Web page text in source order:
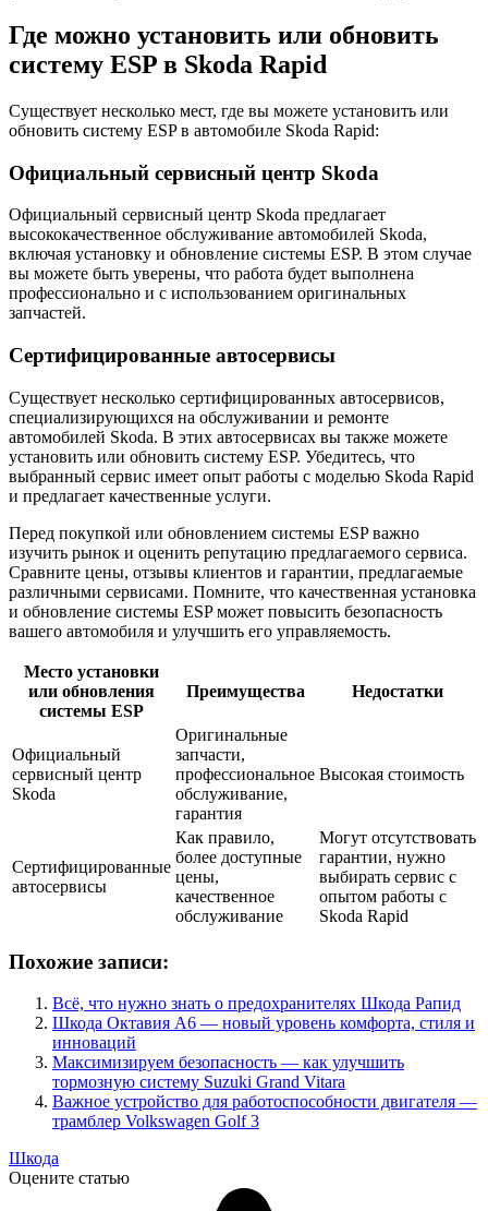
Где можно установить или обновить
систему ESP в Skoda Rapid
Существует несколько мест, где вы можете установить или
обновить систему ESP в автомобиле Skoda Rapid:
Официальный сервисный центр Skoda
Официальный сервисный центр Skoda предлагает
высококачественное обслуживание автомобилей Skoda,
включая установку и обновление системы ESP. В этом случае
вы можете быть уверены, что работа будет выполнена
профессионально и с использованием оригинальных
запчастей.
Сертифицированные автосервисы
Существует несколько сертифицированных автосервисов,
специализирующихся на обслуживании и ремонте
автомобилей Skoda. В этих автосервисах вы также можете
установить или обновить систему ESP. Убедитесь, что
выбранный сервис имеет опыт работы с моделью Skoda Rapid
и предлагает качественные услуги.
Перед покупкой или обновлением системы ESP важно
изучить рынок и оценить репутацию предлагаемого сервиса.
Сравните цены, отзывы клиентов и гарантии, предлагаемые
различными сервисами. Помните, что качественная установка
и обновление системы ESP может повысить безопасность
вашего автомобиля и улучшить его управляемость.
Место установки
или обновления
системы ESP
Преимущества Недостатки
Официальный
сервисный центр
Skoda
Оригинальные
запчасти,
профессиональное
обслуживание,
гарантия
Высокая стоимость
Сертифицированные
автосервисы
Как правило,
более доступные
цены,
качественное
обслуживание
Могут отсутствовать
гарантии, нужно
выбирать сервис с
опытом работы с
Skoda Rapid
Похожие записи:
Всё, что нужно знать о предохранителях Шкода Рапид
Шкода Октавия А6 — новый уровень комфорта, стиля и
инноваций
Максимизируем безопасность — как улучшить
тормозную систему Suzuki Grand Vitara
Важное устройство для работоспособности двигателя —
трамблер Volkswagen Golf 3
Шкода
Оцените статью